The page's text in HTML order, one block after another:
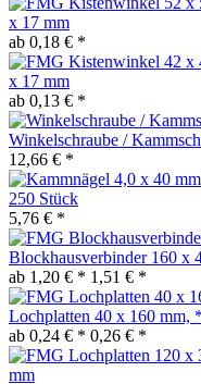
x 17 mm
ab 0,18 € *
x 17 mm
ab 0,13 € *
Winkelschraube /
12,66 € *
250 Stück
5,76 € *
Blockhausverbinder 160 x
ab 1,20 € * 1,51 € *
Lochplatten 40 x 160 mm,
ab 0,24 € * 0,26 € *
mm